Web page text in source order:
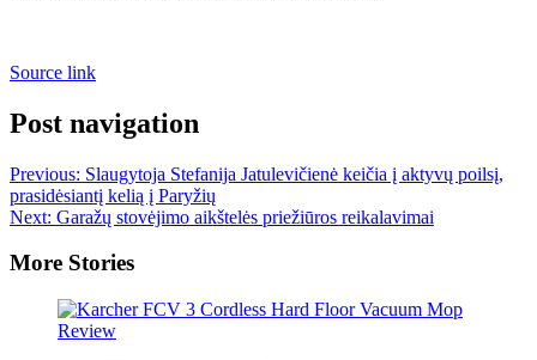
Source link
Post navigation
Previous: Slaugytoja Stefanija Jatulevičienė keičia į aktyvų poilsį,
prasidėsiantį kelią į Paryžių
Next: Garažų stovėjimo aikštelės priežiūros reikalavimai
More Stories